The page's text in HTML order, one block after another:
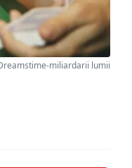
Dreamstime-miliardarii lumii